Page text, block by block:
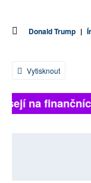
Donald Trump |
Vytisknout
na